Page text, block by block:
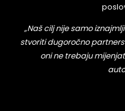
„Naš cilj nije samo
stvoriti dugoročno
oni ne trebaju